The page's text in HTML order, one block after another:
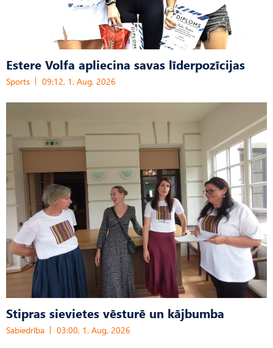
Estere Volfa apliecina savas līderpozīcijas
Sports 09:12, 1. Aug, 2026
Stipras sievietes vēsturē un kājbumba
Sabiedrība 03:00, 1. Aug, 2026